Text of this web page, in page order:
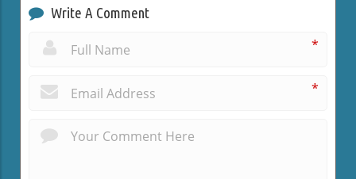
Write A Comment
*
*